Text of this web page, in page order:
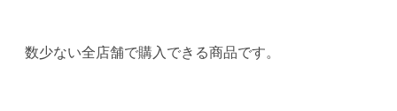
数少ない全店舗で購入できる商品です。